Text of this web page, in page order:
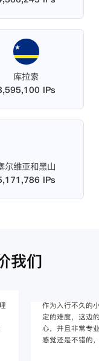
库拉索
IPs
尔维亚和黑山
IPs
我们
作为入行不久的
定的难度，这边
心，并且非常专
感觉还是不错的